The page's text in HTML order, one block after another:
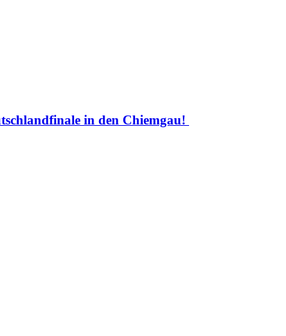
in den Chiemgau!